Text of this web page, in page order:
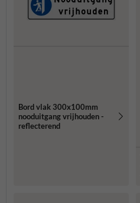
Bord vlak 300x100mm
nooduitgang vrijhouden -
reflecterend